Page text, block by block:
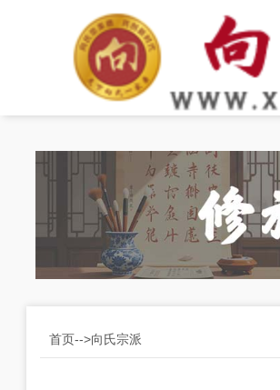
首页-->向氏宗派